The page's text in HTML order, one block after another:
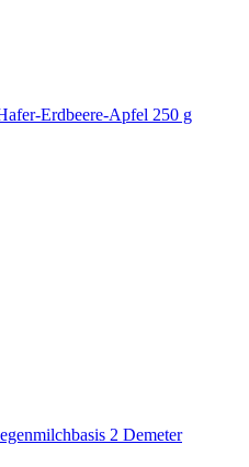
Erdbeere-Apfel 250 g
2 Demeter